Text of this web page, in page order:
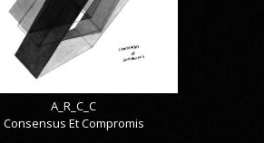
A_R_C_C
Consensus Et Compromis